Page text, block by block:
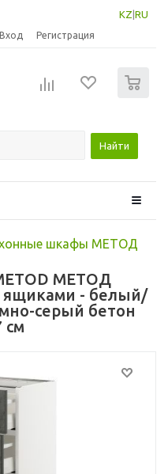
KZ RU
Вход Регистрация
Найти
шкафы МЕТОД
МЕТОД
ящиками - белый/
серый бетон
см